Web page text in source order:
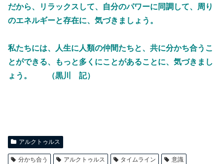
だから、リラックスして、自分のパワーに同調して、周り
のエネルギーと存在に、気づきましょう。
私たちには、人生に人類の仲間たちと、共に分かち合うこ
とができる、もっと多くにことがあることに、気づきまし
ょう。 （黒川 記）
アルクトゥルス
分かち合う アルクトゥルス タイムライン
意識